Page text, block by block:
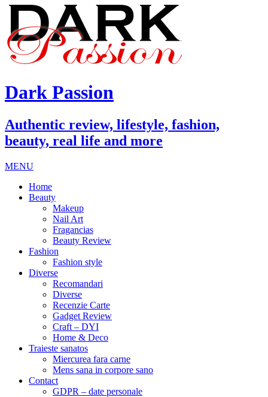
Dark Passion
Authentic review, lifestyle, fashion,
beauty, real life and more
MENU
Home
Beauty
Makeup
Nail Art
Fragancias
Beauty Review
Fashion
Fashion style
Diverse
Recomandari
Diverse
Recenzie Carte
Gadget Review
Craft – DYI
Home & Deco
Traieste sanatos
Miercurea fara carne
Mens sana in corpore sano
Contact
GDPR – date personale